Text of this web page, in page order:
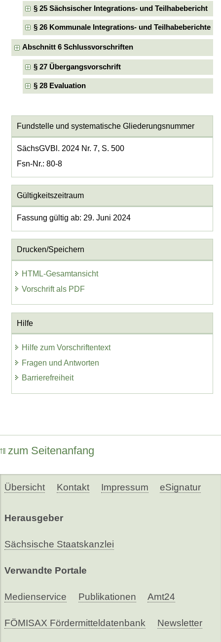
§ 25 Sächsischer Integrations- und Teilhabebericht
§ 26 Kommunale Integrations- und Teilhabeberichte
Abschnitt 6 Schlussvorschriften
§ 27 Übergangsvorschrift
§ 28 Evaluation
Fundstelle und systematische Gliederungsnummer
SächsGVBl. 2024 Nr. 7, S. 500
Fsn-Nr.: 80-8
Gültigkeitszeitraum
Fassung gültig ab: 29. Juni 2024
Drucken/Speichern
HTML-Gesamtansicht
Vorschrift als PDF
Hilfe
Hilfe zum Vorschriftentext
Fragen und Antworten
Barrierefreiheit
zum Seitenanfang
Übersicht Kontakt Impressum eSignatur
Herausgeber
Sächsische Staatskanzlei
Verwandte Portale
Medienservice Publikationen Amt24
FÖMISAX Fördermitteldatenbank Newsletter